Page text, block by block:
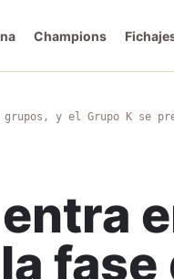
Champions
y el Grupo K se
fase